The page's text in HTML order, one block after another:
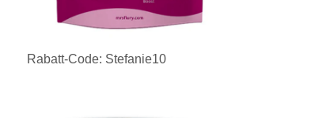
Rabatt-Code: Stefanie10